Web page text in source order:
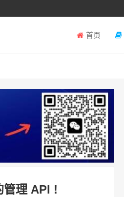
首页
管理 API !